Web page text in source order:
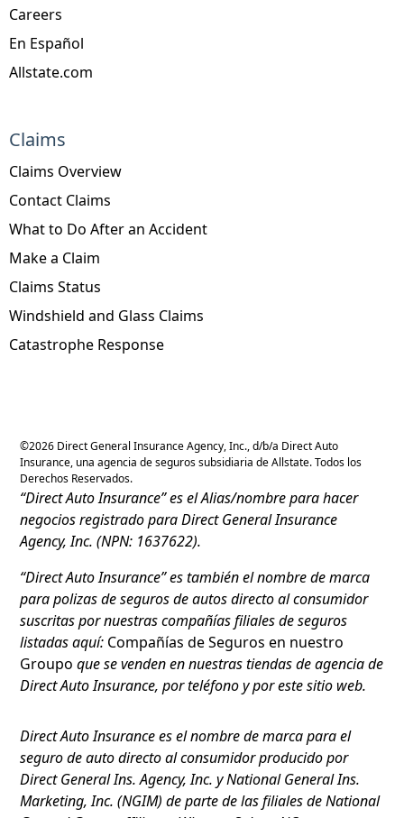
Careers
En Español
Allstate.com
Claims
Claims Overview
Contact Claims
What to Do After an Accident
Make a Claim
Claims Status
Windshield and Glass Claims
Catastrophe Response
©2026 Direct General Insurance Agency, Inc., d/b/a Direct Auto
Insurance, una agencia de seguros subsidiaria de Allstate. Todos los
Derechos Reservados.
“Direct Auto Insurance” es el Alias/nombre para hacer
negocios registrado para Direct General Insurance
Agency, Inc. (NPN: 1637622).
“Direct Auto Insurance” es también el nombre de marca
para polizas de seguros de autos directo al consumidor
suscritas por nuestras compañías filiales de seguros
listadas aquí: Compañías de Seguros en nuestro
Groupo que se venden en nuestras tiendas de agencia de
Direct Auto Insurance, por teléfono y por este sitio web.
Direct Auto Insurance es el nombre de marca para el
seguro de auto directo al consumidor producido por
Direct General Ins. Agency, Inc. y National General Ins.
Marketing, Inc. (NGIM) de parte de las filiales de National